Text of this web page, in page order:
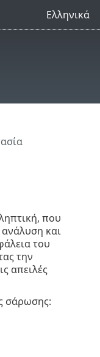
Ελληνικά
που
και
του
την
απειλές
σάρωσης: